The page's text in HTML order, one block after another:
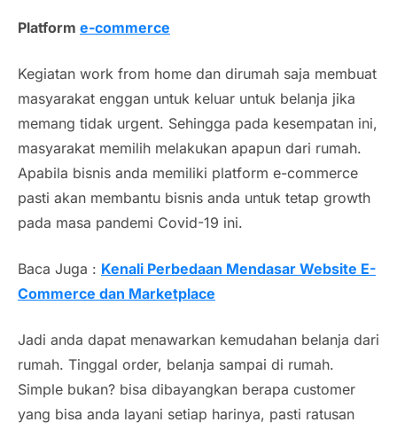
Platform e-commerce
Kegiatan work from home dan dirumah saja membuat
masyarakat enggan untuk keluar untuk belanja jika
memang tidak urgent. Sehingga pada kesempatan ini,
masyarakat memilih melakukan apapun dari rumah.
Apabila bisnis anda memiliki platform e-commerce
pasti akan membantu bisnis anda untuk tetap growth
pada masa pandemi Covid-19 ini.
Baca Juga : Kenali Perbedaan Mendasar Website E-
Commerce dan Marketplace
Jadi anda dapat menawarkan kemudahan belanja dari
rumah. Tinggal order, belanja sampai di rumah.
Simple bukan? bisa dibayangkan berapa customer
yang bisa anda layani setiap harinya, pasti ratusan